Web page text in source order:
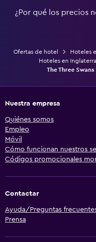
¿Por qué los precios
Ofertas de hotel Hoteles
Hoteles en Inglaterra
The Three
Nuestra empresa
Quiénes somos
Empleo
Móvil
Cómo funcionan nuestros
Códigos promocionales
Contactar
Ayuda/Preguntas
Prensa